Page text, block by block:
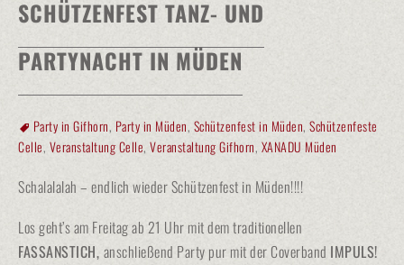
SCHÜTZENFEST TANZ- UND
PARTYNACHT IN MÜDEN
Party in Gifhorn, Party in Müden, Schützenfest in Müden, Schützenfeste
Celle, Veranstaltung Celle, Veranstaltung Gifhorn, XANADU Müden
Schalalalah – endlich wieder Schützenfest in Müden!!!!
Los geht’s am Freitag ab 21 Uhr mit dem traditionellen
FASSANSTICH, anschließend Party pur mit der Coverband IMPULS!